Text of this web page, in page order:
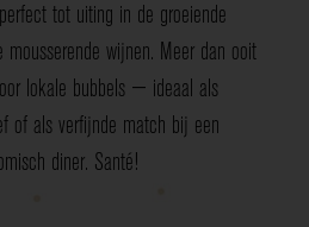
tot uiting in de groeiende
mousserende wijnen. Meer dan ooit
lokale bubbels — ideaal als
of als verfijnde match bij een
diner. Santé!